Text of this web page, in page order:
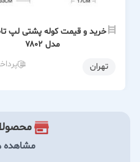
خرید و قیمت کوله پشتی لپ
مدل ۷۸۰۲
تهران
مشاهده